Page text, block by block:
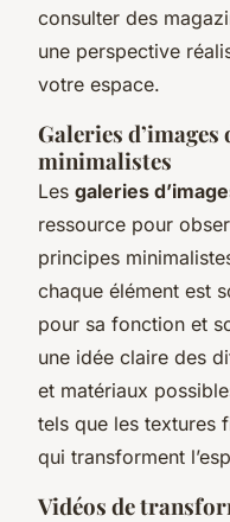
consulter des
une perspective
votre espace.
Galeries d’images
minimalistes
Les galeries
ressource pour
principes
chaque élément est
pour sa fonction et
une idée claire des
et matériaux
tels que les textures
qui transforment
Vidéos de